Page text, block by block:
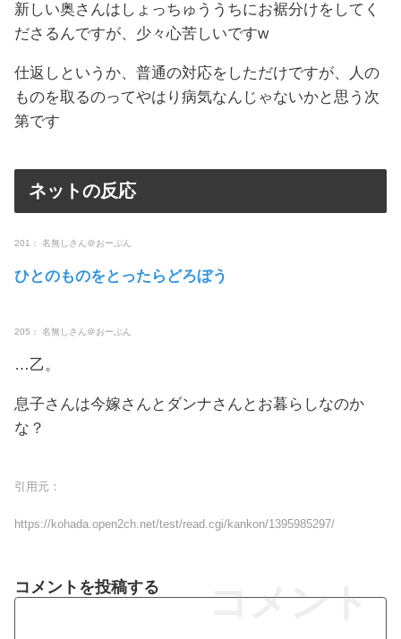
新しい奥さんはしょっちゅううちにお裾分けをしてく
ださるんですが、少々心苦しいですw
仕返しというか、普通の対応をしただけですが、人の
ものを取るのってやはり病気なんじゃないかと思う次
第です
ネットの反応
201： 名無しさん＠おーぷん
ひとのものをとったらどろぼう
205： 名無しさん＠おーぷん
…乙。
息子さんは今嫁さんとダンナさんとお暮らしなのか
な？
引用元：
https://kohada.open2ch.net/test/read.cgi/kankon/1395985297/
コメント
コメントを投稿する